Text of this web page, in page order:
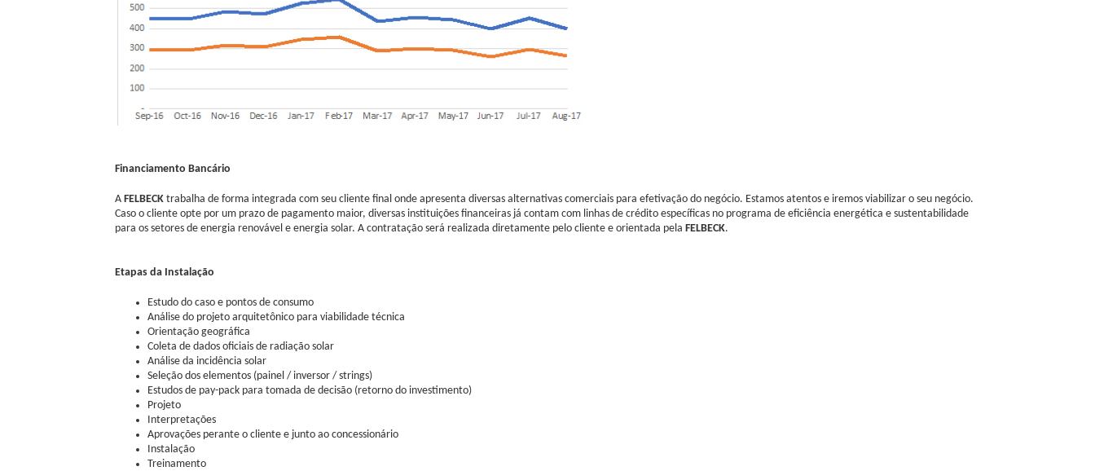
Financiamento Bancário
A FELBECKtrabalha de forma integrada com seu cliente final onde apresenta diversas alternativas comerciais para efetivação do negócio. Estamos atentos e iremos viabilizar o seu negócio.
Caso o cliente opte por um prazo de pagamento maior, diversas instituições financeiras já contam com linhas de crédito específicas no programa de eficiência energética e sustentabilidade
para os setores de energia renovável e energia solar. A contratação será realizada diretamente pelo cliente e orientada pela FELBECK.
Etapas da Instalação
Estudo do caso e pontos de consumo
Análise do projeto arquitetônico para viabilidade técnica
Orientação geográfica
Coleta de dados oficiais de radiação solar
Análise da incidência solar
Seleção dos elementos (painel / inversor / strings)
Estudos de pay-pack para tomada de decisão (retorno do investimento)
Projeto
Interpretações
Aprovações perante o cliente e junto ao concessionário
Instalação
Treinamento